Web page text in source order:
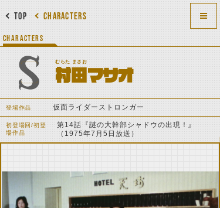
CHARACTERS
TOP
CHARACTERS
むらた まさお
村田マサオ
登場作品 仮面ライダーストロンガー
初登場回/初登
場作品
第14話『謎の大幹部シャドウの出現！』
（1975年7月5日放送）